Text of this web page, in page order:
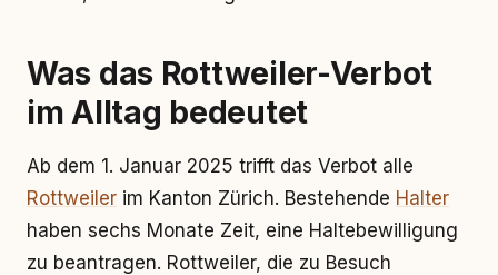
Was das Rottweiler-Verbot
im Alltag bedeutet
Ab dem 1. Januar 2025 trifft das Verbot alle
Rottweiler im Kanton Zürich. Bestehende Halter
haben sechs Monate Zeit, eine Haltebewilligung
zu beantragen. Rottweiler, die zu Besuch